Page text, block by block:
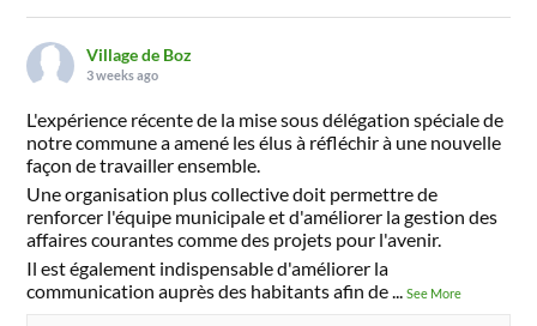
Village de Boz
3 weeks ago
L'expérience récente de la mise sous délégation spéciale de
notre commune a amené les élus à réfléchir à une nouvelle
façon de travailler ensemble.
Une organisation plus collective doit permettre de
renforcer l'équipe municipale et d'améliorer la gestion des
affaires courantes comme des projets pour l'avenir.
Il est également indispensable d'améliorer la
communication auprès des habitants afin de
...See More